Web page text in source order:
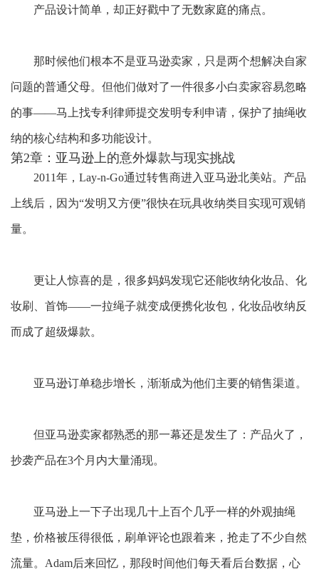
产品设计简单，却正好戳中了无数家庭的痛点。
那时候他们根本不是亚马逊卖家，只是两个想解决自家
问题的普通父母。但他们做对了一件很多小白卖家容易忽略
的事——马上找专利律师提交发明专利申请，保护了抽绳收
纳的核心结构和多功能设计。
第2章：亚马逊上的意外爆款与现实挑战
2011年，Lay-n-Go通过转售商进入亚马逊北美站。产品
上线后，因为“发明 又方便”很快在玩具收纳类目实现可观销
量。
更让人惊喜的是，很多妈妈发现它还能收纳化妆品、化
妆刷、首饰——一拉绳子就变成便携化妆包，化妆品收纳反
而成了超级爆款。
亚马逊订单稳步增长，渐渐成为他们主要的销售渠道。
但亚马逊卖家都熟悉的那一幕还是发生了：产品火了，
抄袭产品在3个月内大量涌现。
亚马逊上一下子出现几十上百个几乎一样的外观抽绳
垫，价格被压得很低，刷单评论也跟着来，抢走了不少自然
流量。 Adam后来回忆，那段时间他们每天看后台数据，心